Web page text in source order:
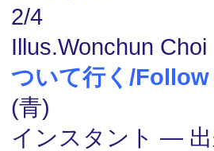
2/4
Illus.Wonchun Choi
ついて行く/
(青)
インスタント ―